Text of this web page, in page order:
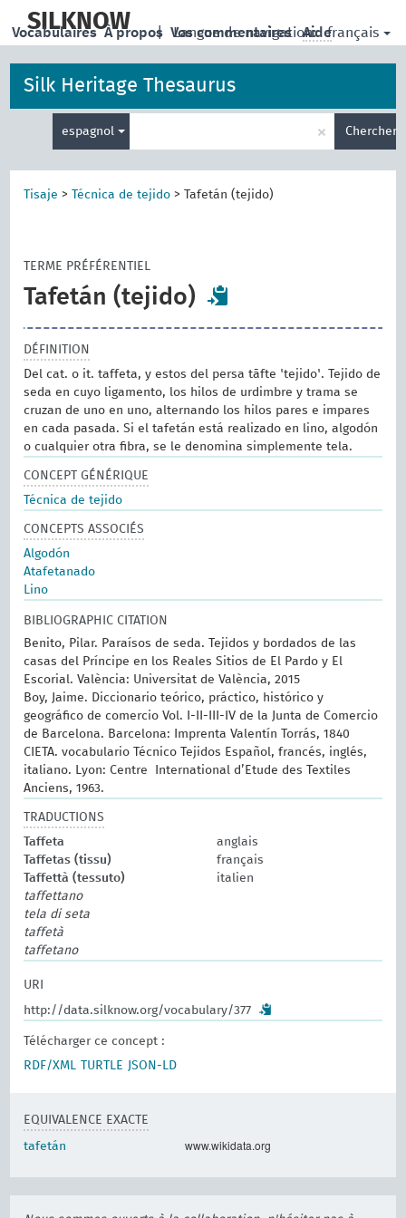
main
SILKNOW | Langue de navigation: français
Vocabulaires À propos Vos commentaires Aide
Silk Heritage Thesaurus
espagnol
de
recherche
× Chercher
Tisaje > Técnica de tejido > Tafetán (tejido)
TERME PRÉFÉRENTIEL
Tafetán (tejido)
DÉFINITION
Del cat. o it. taffeta, y estos del persa tāfte 'tejido'. Tejido de
seda en cuyo ligamento, los hilos de urdimbre y trama se
cruzan de uno en uno, alternando los hilos pares e impares
en cada pasada. Si el tafetán está realizado en lino, algodón
o cualquier otra fibra, se le denomina simplemente tela.
CONCEPT GÉNÉRIQUE
Técnica de tejido
CONCEPTS ASSOCIÉS
Algodón
Atafetanado
Lino
BIBLIOGRAPHIC CITATION
Benito, Pilar. Paraísos de seda. Tejidos y bordados de las
casas del Príncipe en los Reales Sitios de El Pardo y El
Escorial. València: Universitat de València, 2015
Boy, Jaime. Diccionario teórico, práctico, histórico y
geográfico de comercio Vol. I-II-III-IV de la Junta de Comercio
de Barcelona. Barcelona: Imprenta Valentín Torrás, 1840
CIETA. vocabulario Técnico Tejidos Español, francés, inglés,
italiano. Lyon: Centre International d’Etude des Textiles
Anciens, 1963.
TRADUCTIONS
Taffeta
anglais
Taffetas (tissu)
français
Taffettà (tessuto)
italien
taffettano
tela di seta
taffetà
taffetano
URI
http://data.silknow.org/vocabulary/377
Télécharger ce concept :
RDF/XML
TURTLE JSON-LD
EQUIVALENCE EXACTE
tafetán www.wikidata.org